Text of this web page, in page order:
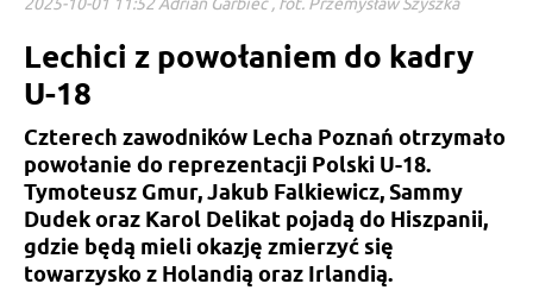
Lechici z powołaniem do kadry
U-18
Czterech zawodników Lecha Poznań otrzymało
powołanie do reprezentacji Polski U-18.
Tymoteusz Gmur, Jakub Falkiewicz, Sammy
Dudek oraz Karol Delikat pojadą do Hiszpanii,
gdzie będą mieli okazję zmierzyć się
towarzysko z Holandią oraz Irlandią.